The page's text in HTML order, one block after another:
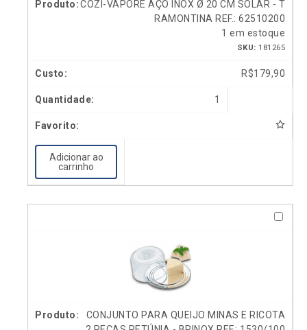
COZI-VAPORE AÇO INOX Ø 20 CM SOLAR - T
RAMONTINA REF.: 62510200
1 em estoque
SKU: 181265
R$179,90
1
Adicionar ao
carrinho
CONJUNTO PARA QUEIJO MINAS E RICOTA